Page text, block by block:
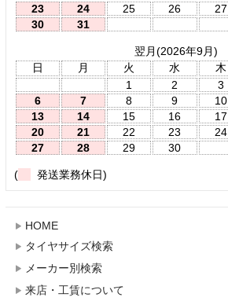
23
24 25 26 27
30
31
翌月(2026年9月)
日
月 火 水 木
1
2 3
6
7 8 9 10
13
14 15 16 17
20
21 22 23 24
27
28 29 30
( 発送業務休日)
HOME
タイヤサイズ検索
メーカー別検索
来店・工賃について